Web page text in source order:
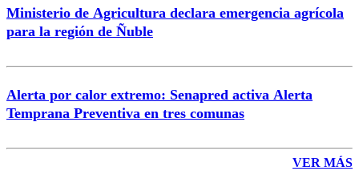
Ministerio de Agricultura declara emergencia agrícola
para la región de Ñuble
Alerta por calor extremo: Senapred activa Alerta
Temprana Preventiva en tres comunas
VER MÁS